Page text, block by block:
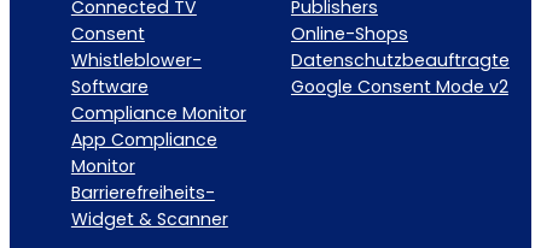
Connected TV
Consent
Whistleblower-
Software
Compliance Monitor
App Compliance
Monitor
Barrierefreiheits-
Widget & Scanner
Publishers
Online-Shops
Datenschutzbeauftragte
Google Consent Mode v2